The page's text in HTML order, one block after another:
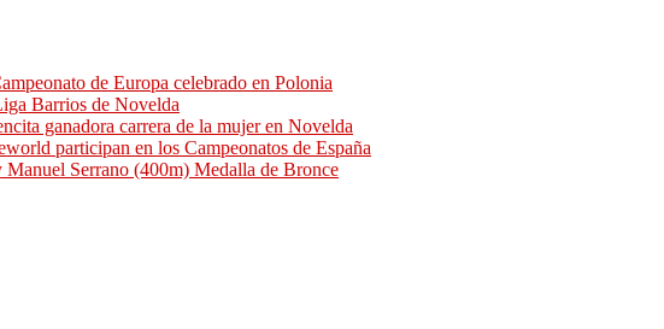
de Europa celebrado en Polonia
Barrios de Novelda
ganadora carrera de la mujer en Novelda
participan en los Campeonatos de España
Manuel Serrano (400m) Medalla de Bronce